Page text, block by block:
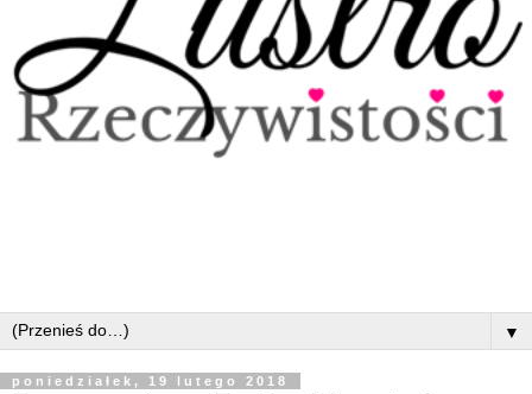
▼
poniedziałek, 19 lutego 2018